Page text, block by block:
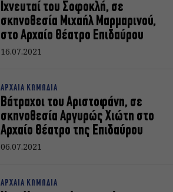
Ιχνευταί του Σοφοκλή, σε
σκηνοθεσία Μιχαήλ Μαρμαρινού,
στο Αρχαίο Θέατρο Επιδαύρου
16.07.2021
ΑΡΧΑΙΑ ΚΩΜΩΔΙΑ
Βάτραχοι του Αριστοφάνη, σε
σκηνοθεσία Αργυρώς Χιώτη στο
Αρχαίο Θέατρο της Επιδαύρου
06.07.2021
ΑΡΧΑΙΑ ΚΩΜΩΔΙΑ